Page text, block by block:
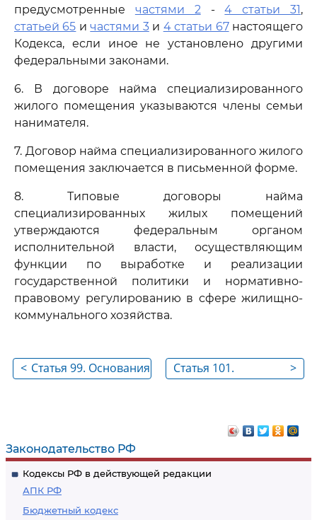
Законодательство РФ
Кодексы РФ в действующей редакции
АПК РФ
Бюджетный кодекс
предусмотренные частями 2-4 статьи 31,
статьей 65 ичастями 3и 4 статьи 67настоящего
Кодекса, если иное не установлено другими
федеральными законами.
6. В договоре найма специализированного
жилого помещения указываются члены семьи
нанимателя.
7. Договор найма специализированного жилого
помещения заключается в письменной форме.
8. Типовые договоры найма
специализированных жилых помещений
утверждаются федеральным органом
исполнительной власти, осуществляющим
функции по выработке и реализации
государственной политики и нормативно-
правовому регулированию в сфере жилищно-
коммунального хозяйства.
< Статья 99. Основания
>
Статья 101.
специализированного
жилого помещения